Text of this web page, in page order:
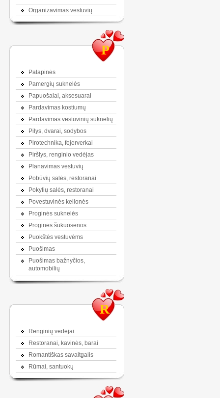
Organizavimas vestuvių
P
Palapinės
Pamergių suknelės
Papuošalai, aksesuarai
Pardavimas kostiumų
Pardavimas vestuvinių suknelių
Pilys, dvarai, sodybos
Pirotechnika, fejerverkai
Piršlys, renginio vedėjas
Planavimas vestuvių
Pobūvių salės, restoranai
Pokylių salės, restoranai
Povestuvinės kelionės
Proginės suknelės
Proginės šukuosenos
Puokštės vestuvėms
Puošimas
Puošimas bažnyčios,
automobilių
R
Renginių vedėjai
Restoranai, kavinės, barai
Romantiškas savaitgalis
Rūmai, santuokų